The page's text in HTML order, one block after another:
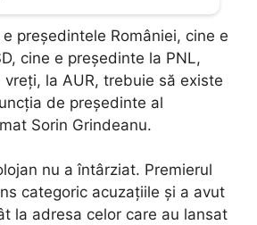
e președintele României, cine e
cine e președinte la PNL,
vreți, la AUR, trebuie să existe
de președinte al
Sorin Grindeanu.
nu a întârziat. Premierul
categoric acuzațiile și a avut
la adresa celor care au lansat